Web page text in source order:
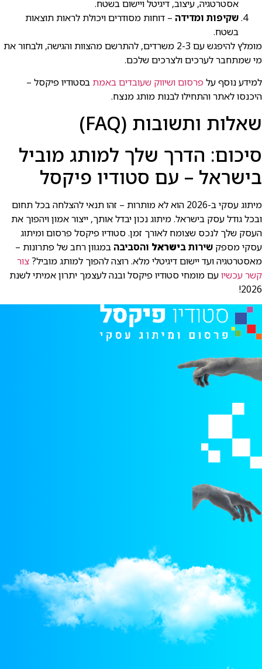
אסטרטגיה, עיצוב, דיגיטל ויישום בשטח.
שקיפות ומדידה – דוחות מסודרים ויכולת לראות תוצאות
בשטח.
מומלץ להיפגש עם 2-3 משרדים, להתרשם מהצוות והגישה, ולבחור את
מי שמתחבר לערכים ולצרכים שלכם.
למידע נוסף עלפרסום ושיווק שעובדים באמת בסטודיו פיקסל –
היכנסו לאתר והתחילו לבנות מותג מנצח.
שאלות ותשובות (FAQ)
סיכום: הדרך שלך למותג מוביל
בישראל – עם סטודיו פיקסל
מיתוג עסקי ב-2026 הוא לא מותרות – זהו תנאי להצלחה בכל תחום
ובכל גודל עסק בישראל. מיתוג נכון יבדל אותך, ייצור אמון ויהפוך את
העסק שלך לנכס שצומח לאורך זמן. סטודיו פיקסל פרסום ומיתוג
עסקי מספק שירות בישראל והסביבהבמגוון רחב של פתרונות –
מאסטרטגיה ועד יישום דיגיטלי מלא. רוצה להפוך למותג מוביל? צור
קשר עכשיועם מומחי סטודיו פיקסל ובנה לעצמך יתרון אמיתי לשנת
2026!